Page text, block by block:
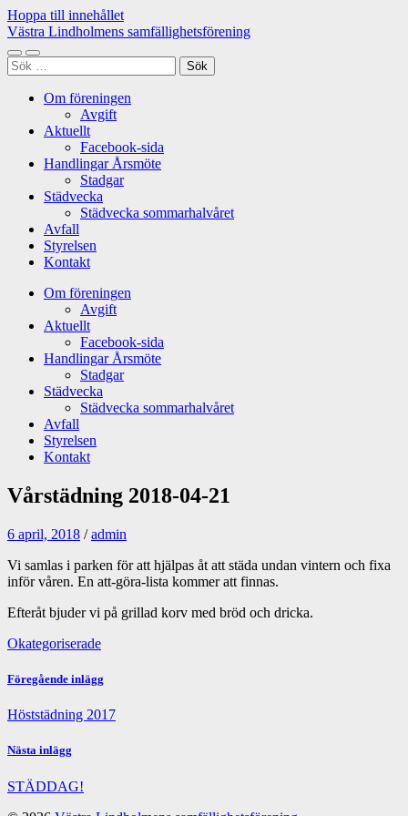
Hoppa till innehållet
Västra Lindholmens samfällighetsförening
Slå
på/av
Slå
på/av
Sök
efter:
Om föreningen
Avgift
Aktuellt
Facebook-sida
Handlingar Årsmöte
Stadgar
Städvecka
Städvecka sommarhalvåret
Avfall
Styrelsen
Kontakt
Om föreningen
Avgift
Aktuellt
Facebook-sida
Handlingar Årsmöte
Stadgar
Städvecka
Städvecka sommarhalvåret
Avfall
Styrelsen
Kontakt
Vårstädning 2018-04-21
6 april, 2018 /admin
Vi samlas i parken för att hjälpas åt att städa undan vintern och fixa
inför våren. En att-göra-lista kommer att finnas.
Efteråt bjuder vi på grillad korv med bröd och dricka.
Okategoriserade
Föregående inlägg
Höststädning 2017
Nästa inlägg
STÄDDAG!